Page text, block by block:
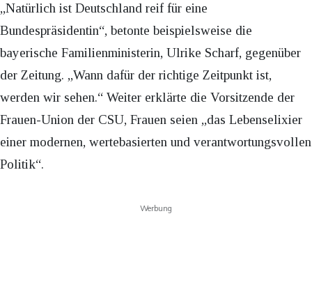
„Natürlich ist Deutschland reif für eine
Bundespräsidentin“, betonte beispielsweise die
bayerische Familienministerin, Ulrike Scharf, gegenüber
der Zeitung. „Wann dafür der richtige Zeitpunkt ist,
werden wir sehen.“ Weiter erklärte die Vorsitzende der
Frauen-Union der CSU, Frauen seien „das Lebenselixier
einer modernen, wertebasierten und verantwortungsvollen
Politik“.
Werbung